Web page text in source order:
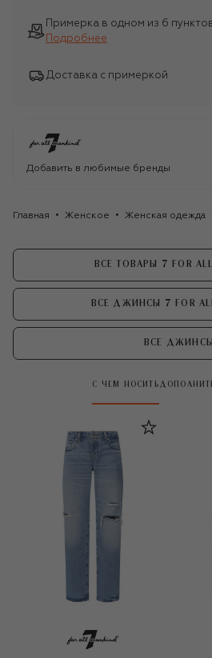
Примерка в одном из 6
Подробнее
Доставка с примеркой
Добавить в любимые бренды
Главная Женское Женская одежда
ВСЕ ТОВАРЫ 7 FOR
ВСЕ ДЖИНСЫ 7 FOR
ВСЕ ДЖИНСЫ
С ЧЕМ НОСИТЬ